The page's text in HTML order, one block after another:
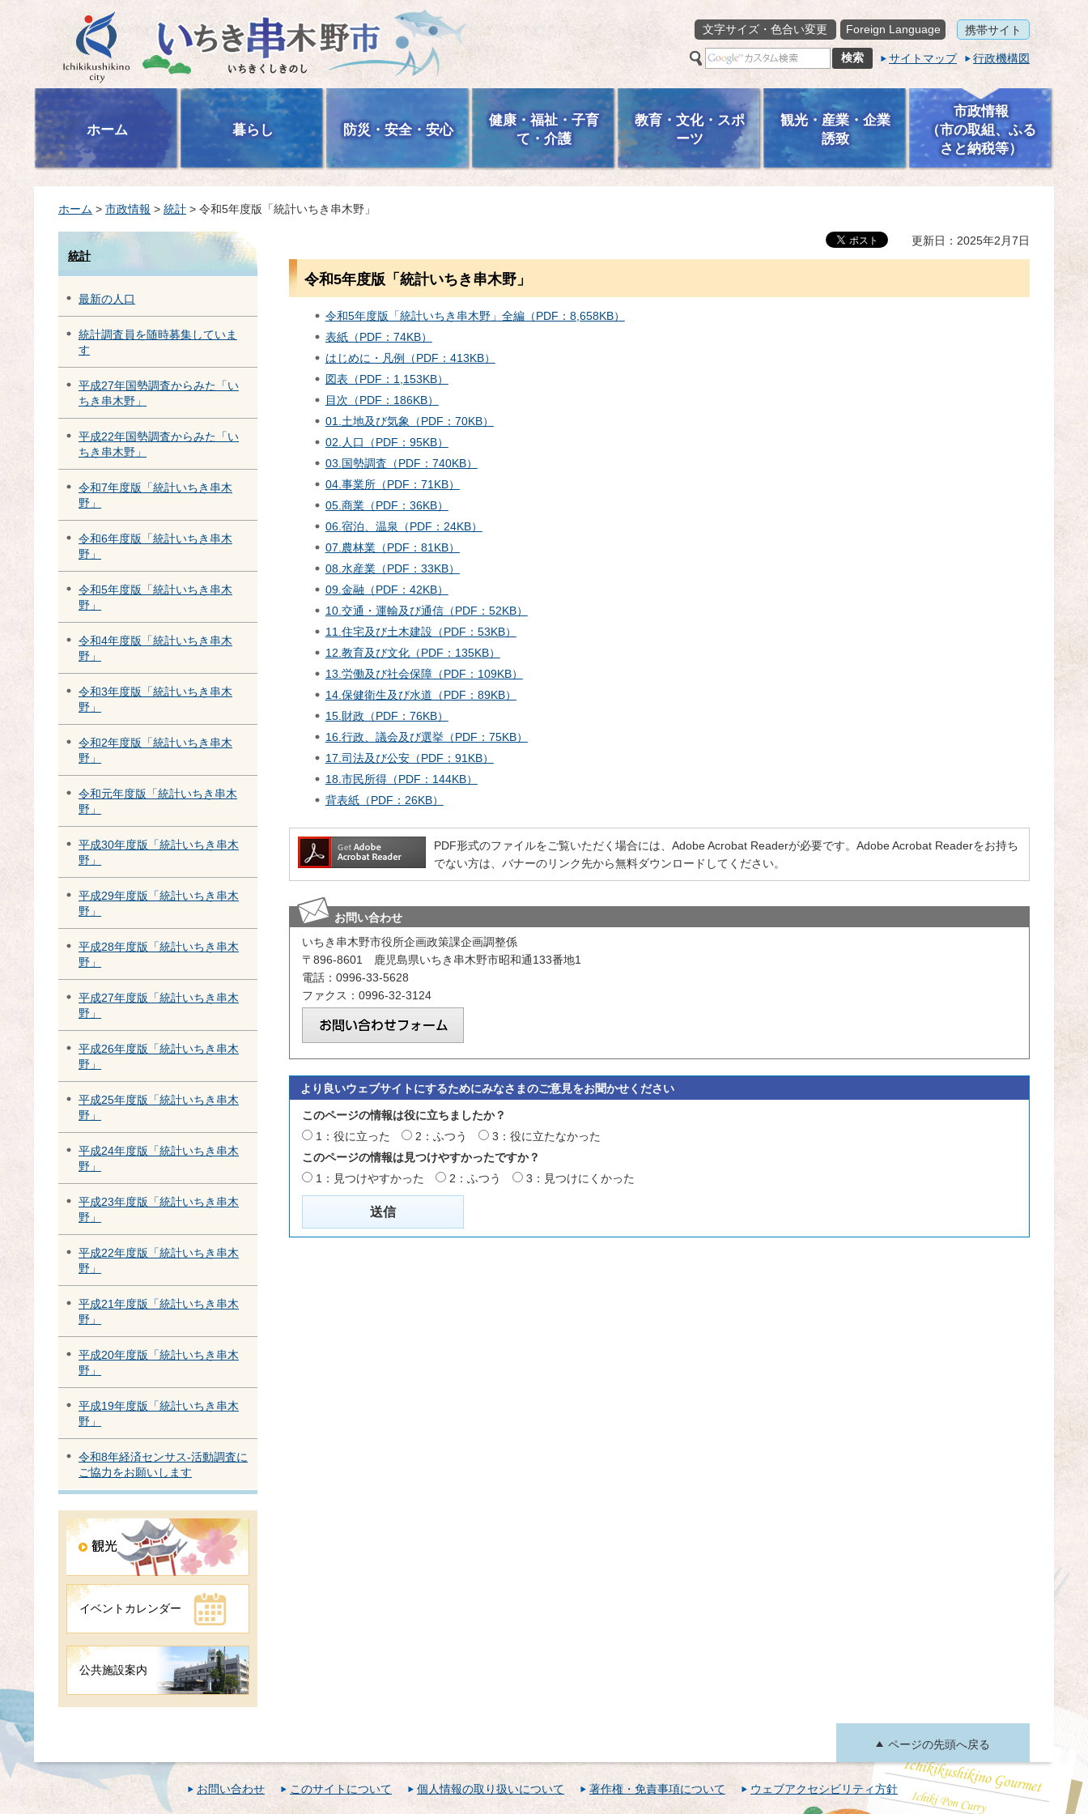
いちき串木野市
文字サイズ・色合い変更
Foreign Language 携帯サイト
サイトマップ 行政機構図
ホーム 暮らし 防災・安全・安心
健康・福祉・子育
て・介護
教育・文化・スポ
ーツ
観光・産業・企業
誘致
市政情報
（市の取組、ふる
さと納税等）
ホーム > 市政情報 > 統計 > 令和5年度版「統計いちき串木野」
統計
最新の人口
統計調査員を随時募集していま
す
平成27年国勢調査からみた「い
ちき串木野」
平成22年国勢調査からみた「い
ちき串木野」
令和7年度版「統計いちき串木
野」
令和6年度版「統計いちき串木
野」
令和5年度版「統計いちき串木
野」
令和4年度版「統計いちき串木
野」
令和3年度版「統計いちき串木
野」
令和2年度版「統計いちき串木
野」
令和元年度版「統計いちき串木
野」
平成30年度版「統計いちき串木
野」
平成29年度版「統計いちき串木
野」
平成28年度版「統計いちき串木
野」
平成27年度版「統計いちき串木
野」
平成26年度版「統計いちき串木
野」
平成25年度版「統計いちき串木
野」
平成24年度版「統計いちき串木
野」
平成23年度版「統計いちき串木
野」
平成22年度版「統計いちき串木
野」
平成21年度版「統計いちき串木
野」
平成20年度版「統計いちき串木
野」
平成19年度版「統計いちき串木
野」
令和8年経済センサス-活動調査に
ご協力をお願いします
イベントカレンダー
公共施設案内
更新日：2025年2月7日
令和5年度版「統計いちき串木野」
令和5年度版「統計いちき串木野」全編（PDF：8,658KB）
表紙（PDF：74KB）
はじめに・凡例（PDF：413KB）
図表（PDF：1,153KB）
目次（PDF：186KB）
01.土地及び気象（PDF：70KB）
02.人口（PDF：95KB）
03.国勢調査（PDF：740KB）
04.事業所（PDF：71KB）
05.商業（PDF：36KB）
06.宿泊、温泉（PDF：24KB）
07.農林業（PDF：81KB）
08.水産業（PDF：33KB）
09.金融（PDF：42KB）
10.交通・運輸及び通信（PDF：52KB）
11.住宅及び土木建設（PDF：53KB）
12.教育及び文化（PDF：135KB）
13.労働及び社会保障（PDF：109KB）
14.保健衛生及び水道（PDF：89KB）
15.財政（PDF：76KB）
16.行政、議会及び選挙（PDF：75KB）
17.司法及び公安（PDF：91KB）
18.市民所得（PDF：144KB）
背表紙（PDF：26KB）
PDF形式のファイルをご覧いただく場合には、Adobe Acrobat Readerが必要です。Adobe Acrobat Readerをお持ち
でない方は、バナーのリンク先から無料ダウンロードしてください。
お問い合わせ
いちき串木野市役所企画政策課企画調整係
〒896-8601 鹿児島県いちき串木野市昭和通133番地1
電話：0996-33-5628
ファクス：0996-32-3124
より良いウェブサイトにするためにみなさまのご意見をお聞かせください
このページの情報は役に立ちましたか？
1：役に立った
2：ふつう
3：役に立たなかった
このページの情報は見つけやすかったですか？
1：見つけやすかった
2：ふつう 3：見つけにくかった
ページの先頭へ戻る
お問い合わせ このサイトについて 個人情報の取り扱いについて 著作権・免責事項について ウェブアクセシビリティ方針